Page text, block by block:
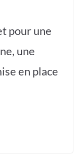
pour une
une
en place